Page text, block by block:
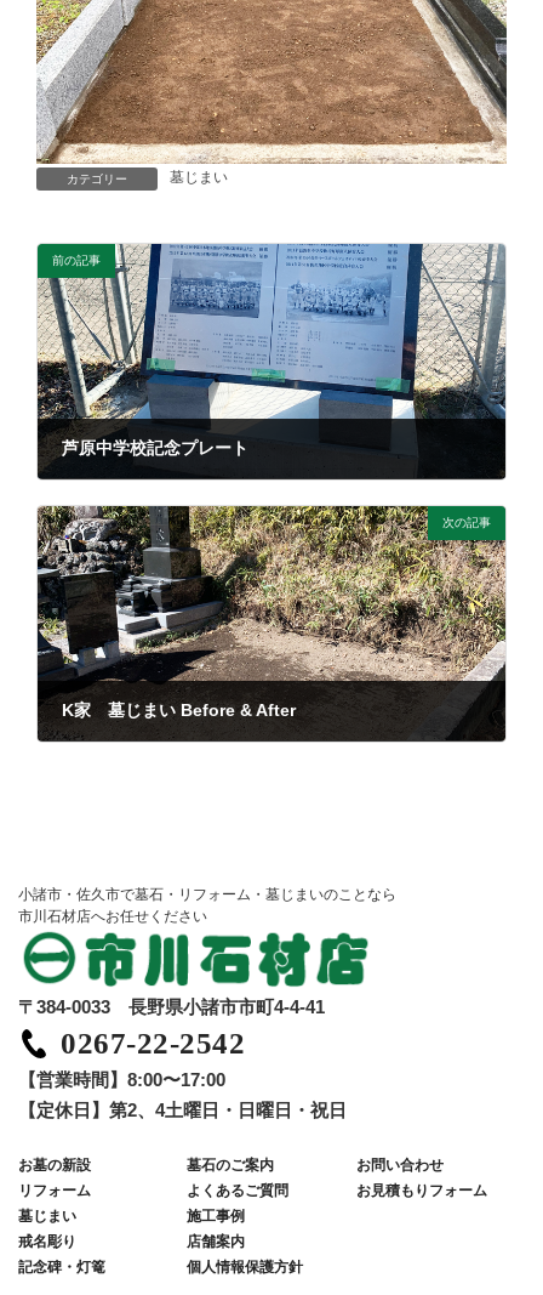
カテゴリー 墓じまい
前の記事
芦原中学校記念プレート
次の記事
K家 墓じまい Before & After
小諸市・佐久市で墓石・リフォーム・墓じまいのことなら
市川石材店へお任せください
〒384-0033 長野県小諸市市町4-4-41
0267-22-2542
【営業時間】8:00〜17:00
【定休日】第2、4土曜日・日曜日・祝日
お墓の新設
リフォーム
墓じまい
戒名彫り
記念碑・灯篭
墓石のご案内
よくあるご質問
施工事例
店舗案内
個人情報保護方針
お問い合わせ
お見積もりフォーム